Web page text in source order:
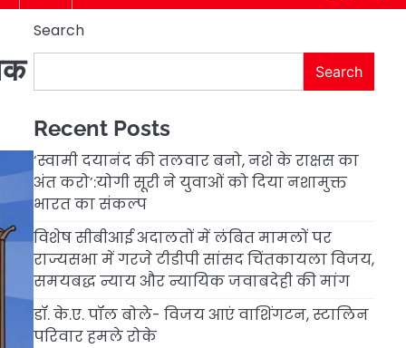
Search
Search
Recent Posts
‘स्वामी दयानंद की तलवार बनो, नशे के राक्षस का
अंत करो’:योगी सूरी ने युवाओं को दिया नशामुक्त
भारत का संकल्प
विशेष सीबीआई अदालतों में लंबित मामलों पर
राज्यसभा में गरजे टीडीपी सांसद चिंतकायला विजय,
समयबद्ध न्याय और न्यायिक जवाबदेही की मांग
डॉ. के.ए. पॉल बोले- विजय आएं वाशिंगटन, स्टालिन
परिवार हमले रोके